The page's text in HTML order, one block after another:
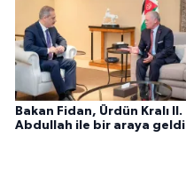
Bakan Fidan, Ürdün Kralı II.
Abdullah ile bir araya geldi